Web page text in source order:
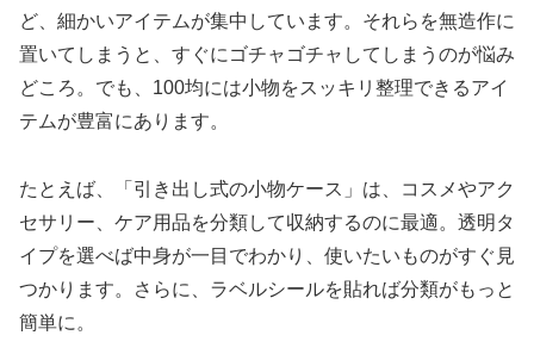
ど、細かいアイテムが集中しています。それらを無造作に
置いてしまうと、すぐにゴチャゴチャしてしまうのが悩み
どころ。でも、100均には小物をスッキリ整理できるアイ
テムが豊富にあります。
たとえば、「引き出し式の小物ケース」は、コスメやアク
セサリー、ケア用品を分類して収納するのに最適。透明タ
イプを選べば中身が一目でわかり、使いたいものがすぐ見
つかります。さらに、ラベルシールを貼れば分類がもっと
簡単に。